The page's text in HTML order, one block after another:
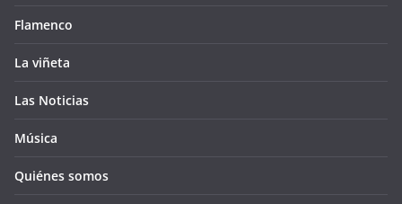
Flamenco
La viñeta
Las Noticias
Música
Quiénes somos